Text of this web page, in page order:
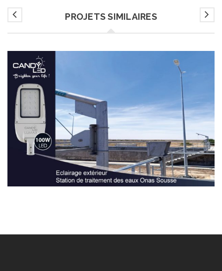
PROJETS SIMILAIRES